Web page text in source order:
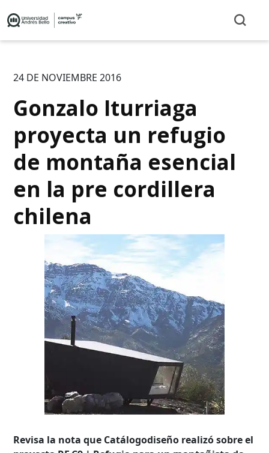
24 DE NOVIEMBRE 2016
Gonzalo Iturriaga
proyecta un refugio
de montaña esencial
en la pre cordillera
chilena
Revisa la nota que Catálogodiseño realizó sobre el